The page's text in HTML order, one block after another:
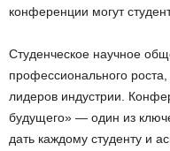
конференции могут
Студенческое научное
профессионального
лидеров индустрии.
будущего» — один из
дать каждому студенту и